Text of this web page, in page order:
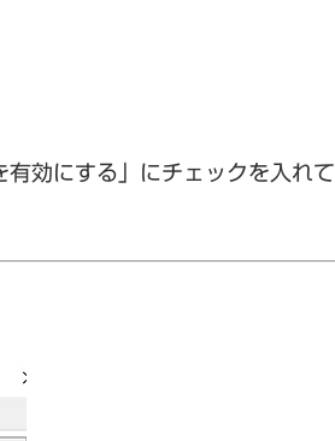
効にする」にチェックを入れて